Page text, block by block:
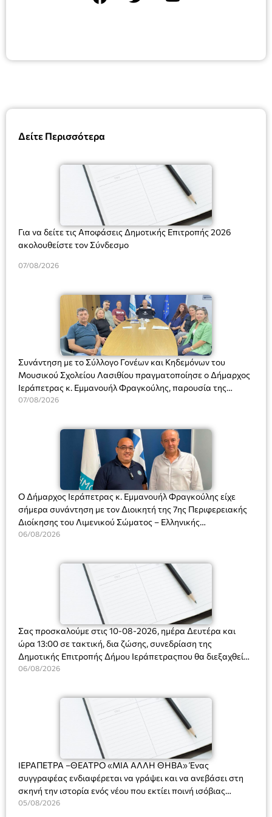
Δείτε Περισσότερα
Για να δείτε τις Αποφάσεις Δημοτικής Επιτροπής 2026
ακολουθείστε τον Σύνδεσμο
07/08/2026
Συνάντηση με το Σύλλογο Γονέων και Κηδεμόνων του
Μουσικού Σχολείου Λασιθίου πραγματοποίησε ο Δήμαρχος
Ιεράπετρας κ. Εμμανουήλ Φραγκούλης, παρουσία της
Διευθύντριας του σχολείου κας Μαριάννας Χαΐτα.
07/08/2026
Ο Δήμαρχος Ιεράπετρας κ. Εμμανουήλ Φραγκούλης είχε
σήμερα συνάντηση με τον Διοικητή της 7ης Περιφερειακής
Διοίκησης του Λιμενικού Σώματος – Ελληνικής
Ακτοφυλακής (Λ.Σ.-ΕΛ.ΑΚΤ.), Αρχιπλοίαρχο Λ.Σ. κ. Ιωάννη
06/08/2026
Σας προσκαλούμε στις 10-08-2026, ημέρα Δευτέρα και
ώρα 13:00 σε τακτική, δια ζώσης, συνεδρίαση της
Δημοτικής Επιτροπής Δήμου Ιεράπετραςπου θα διεξαχθεί
στο Δημοτικό Κατάστημα, Δημοκρατίας 31 στην αίθουσα
και λήψη αποφάσεων στα παρακάτω θέματα:
06/08/2026
ΙΕΡΑΠΕΤΡΑ –ΘΕΑΤΡΟ «ΜΙΑ ΑΛΛΗ ΘΗΒΑ» Ένας
συγγραφέας ενδιαφέρεται να γράψει και να ανεβάσει στη
σκηνή την ιστορία ενός νέου που εκτίει ποινή ισόβιας
κάθειρξης για πατροκτονία. Ένα πολυβραβευμένο έργο για
05/08/2026